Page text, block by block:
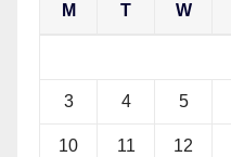
M T W
3 4 5
10 11 12